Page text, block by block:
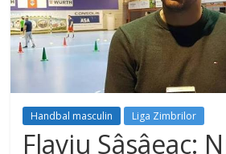
Handbal masculin Liga Zimbrilor
Flaviu Sâsâeac: